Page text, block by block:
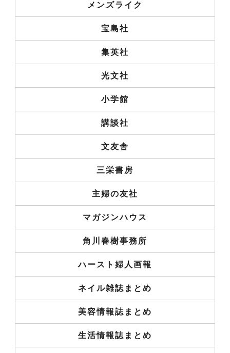
メンズライク
宝島社
集英社
光文社
小学館
講談社
文友舎
三栄書房
主婦の友社
マガジンハウス
角川春樹事務所
ハースト婦人画報
ネイル雑誌まとめ
美容情報誌まとめ
生活情報誌まとめ